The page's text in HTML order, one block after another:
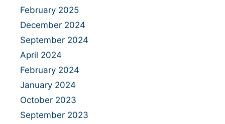
February 2025
December 2024
September 2024
April 2024
February 2024
January 2024
October 2023
September 2023